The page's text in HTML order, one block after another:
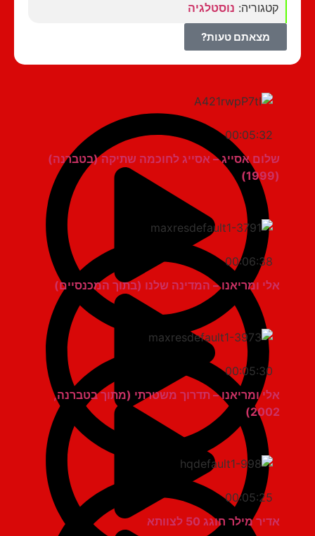
קטגוריה:נוסטלגיה
מצאתם טעות?
00:05:32
שלום אסייג – אסייג לחוכמה שתיקה (בטברנה)
00:06:38
אלי ומריאנו – המדינה שלנו (בתוך המכנסיים)
00:05:30
אלי ומריאנו – תדרוך משטרתי (מתוך בטברנה,
00:05:25
אדיר מילר חוגג 50 לצוותא